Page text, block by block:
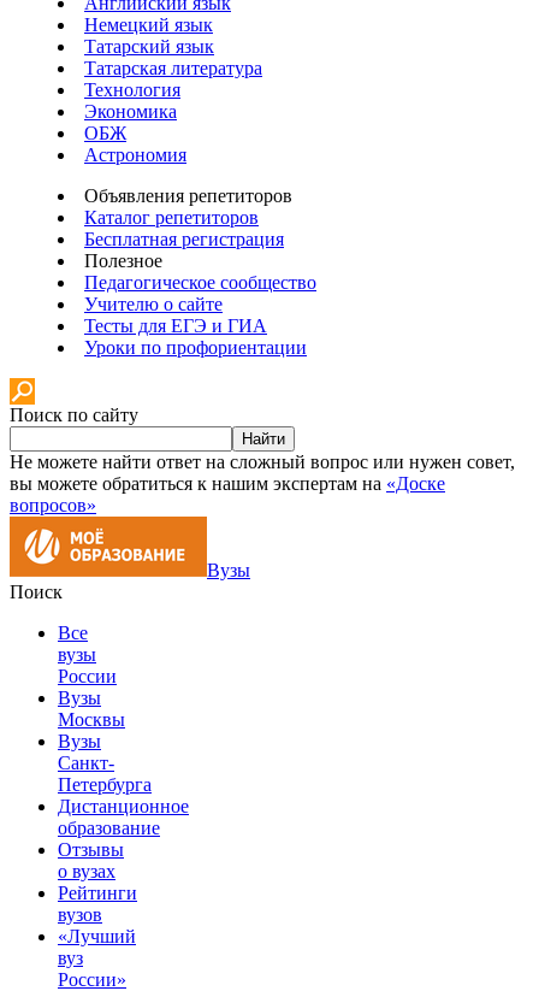
Немецкий язык
Татарский язык
Татарская литература
Технология
Экономика
ОБЖ
Астрономия
Объявления репетиторов
Каталог репетиторов
Бесплатная регистрация
Полезное
Педагогическое сообщество
Учителю о сайте
Тесты для ЕГЭ и ГИА
Уроки по профориентации
Поиск по сайту
Найти
Не можете найти ответ на сложный вопрос или нужен совет,
вы можете обратиться к нашим экспертам на «Доске
вопросов»
Вузы
Поиск
Все
вузы
России
Вузы
Москвы
Вузы
Санкт-
Петербурга
Дистанционное
образование
Отзывы
о вузах
Рейтинги
вузов
«Лучший
вуз
России»